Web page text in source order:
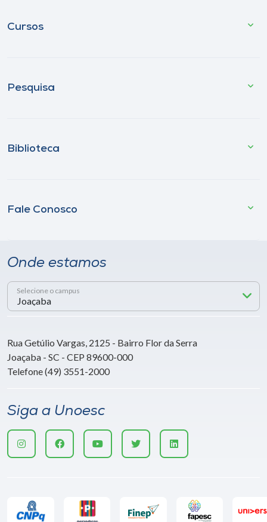
Cursos
Pesquisa
Biblioteca
Fale Conosco
Onde estamos
Selecione o campus
Rua Getúlio Vargas, 2125 - Bairro Flor da Serra
Joaçaba - SC - CEP 89600-000
Telefone (49) 3551-2000
Siga a Unoesc